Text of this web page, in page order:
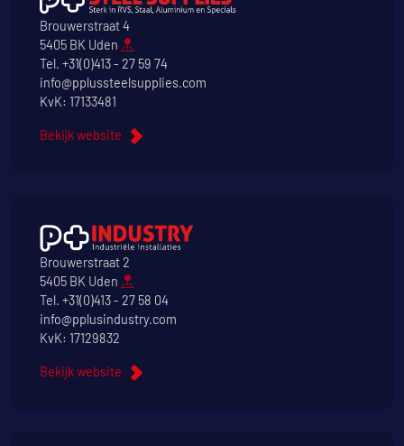
Brouwerstraat 4
5405 BK Uden
Tel. +31(0)413 - 27 59 74
info@pplussteelsupplies.com
KvK: 17133481
Bekijk website
Brouwerstraat 2
5405 BK Uden
Tel. +31(0)413 - 27 58 04
info@pplusindustry.com
KvK: 17129832
Bekijk website